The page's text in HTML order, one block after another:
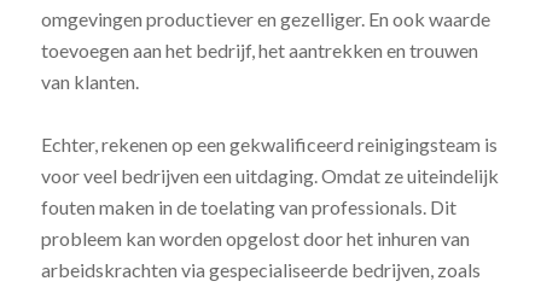
omgevingen productiever en gezelliger. En ook waarde
toevoegen aan het bedrijf, het aantrekken en trouwen
van klanten.
Echter, rekenen op een gekwalificeerd reinigingsteam is
voor veel bedrijven een uitdaging. Omdat ze uiteindelijk
fouten maken in de toelating van professionals. Dit
probleem kan worden opgelost door het inhuren van
arbeidskrachten via gespecialiseerde bedrijven, zoals